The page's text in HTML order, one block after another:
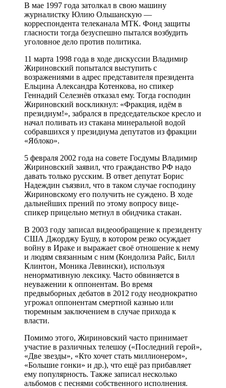
В мае 1997 года затолкал в свою машину
журналистку Юлию Ольшанскую —
корреспондента телеканала МТК. Фонд защиты
гласности тогда безуспешно пытался возбудить
уголовное дело против политика.
11 марта 1998 года в ходе дискуссии Владимир
Жириновский попытался выступить с
возражениями в адрес представителя президента
Ельцина Александра Котенкова, но спикер
Геннадий Селезнёв отказал ему. Тогда господин
Жириновский воскликнул: «Фракция, идём в
президиум!», забрался в председательское кресло и
начал поливать из стакана минеральной водой
собравшихся у президиума депутатов из фракции
«Яблоко».
5 февраля 2002 года на совете Госдумы Владимир
Жириновский заявил, что гражданство РФ надо
давать только русским. В ответ депутат Борис
Надеждин съязвил, что в таком случае господину
Жириновскому его получить не суждено. В ходе
дальнейших прений по этому вопросу вице-
спикер прицельно метнул в обидчика стакан.
В 2003 году записал видеообращение к президенту
США Джорджу Бушу, в котором резко осуждает
войну в Ираке и выражает своё отношение к нему
и людям связанным с ним (Кондолиза Райс, Билл
Клинтон, Моника Левински), используя
ненормативную лексику. Часто обвиняется в
неуважении к оппонентам. Во время
предвыборных дебатов в 2012 году неоднократно
угрожал оппонентам смертной казнью или
тюремным заключением в случае прихода к
власти.
Помимо этого, Жириновский часто принимает
участие в различных телешоу («Последний герой»,
«Две звезды», «Кто хочет стать миллионером»,
«Большие гонки» и др.), что ещё раз прибавляет
ему популярность. Также записал несколько
альбомов с песнями собственного исполнения.